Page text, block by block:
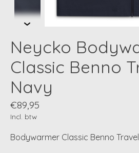
Neycko
Classic Benno
Navy
€89,95
Incl. btw
Bodywarmer Classic Benno